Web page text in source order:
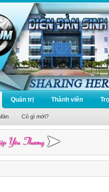
Có gì mới?
Quản trị Thành viên